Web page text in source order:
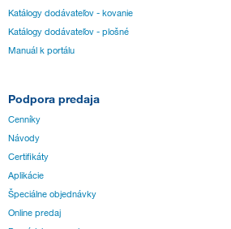
Katálogy dodávateľov - kovanie
Katálogy dodávateľov - plošné
Manuál k portálu
Podpora predaja
Cenníky
Návody
Certifikáty
Aplikácie
Špeciálne objednávky
Online predaj